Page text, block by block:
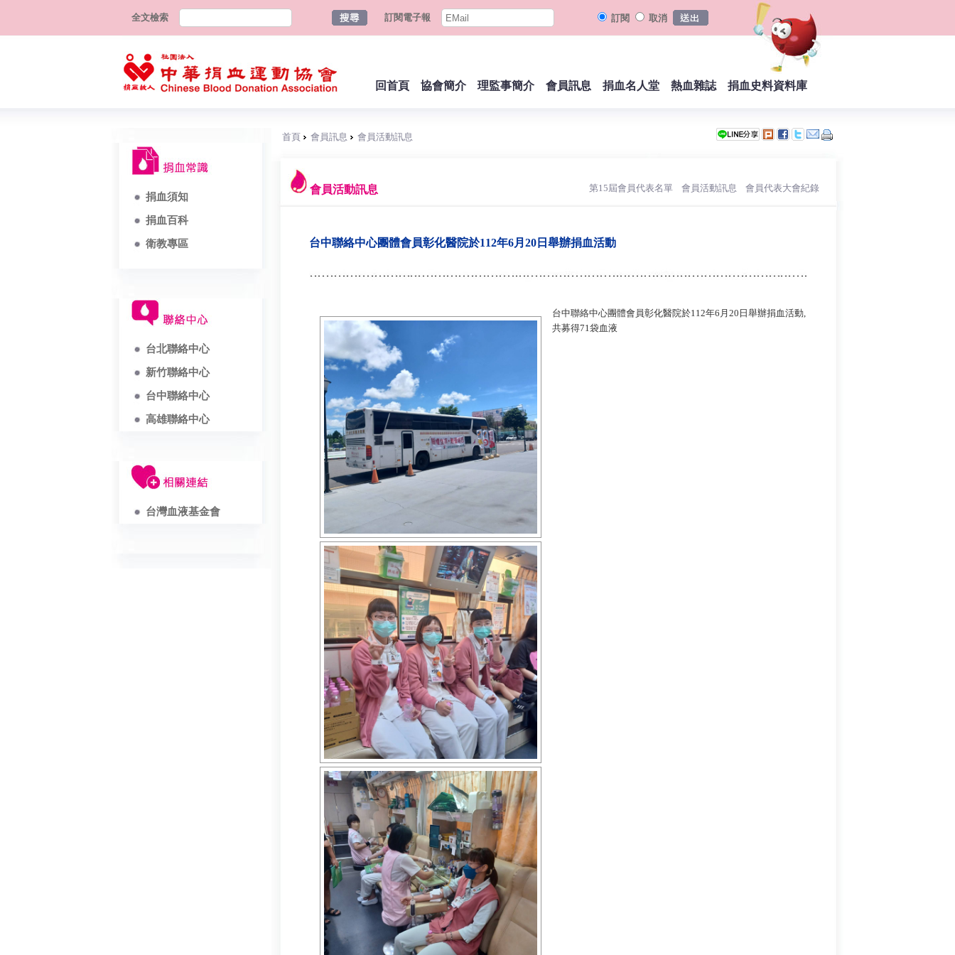
全文檢索 訂閱電子報 訂閱 取消
回首頁 協會簡介 理監事簡介 會員訊息 捐血名人堂 熱血雜誌 捐血史料資料庫
捐血須知
捐血百科
衛教專區
台北聯絡中心
新竹聯絡中心
台中聯絡中心
高雄聯絡中心
台灣血液基金會
首頁 會員訊息 會員活動訊息
會員活動訊息 第15屆會員代表名單︱ 會員活動訊息 會員代表大會紀錄︱
台中聯絡中心團體會員彰化醫院於112年6月20日舉辦捐血活動
台中聯絡中心團體會員彰化醫院於112年6月20日舉辦捐血活動,
共募得71袋血液